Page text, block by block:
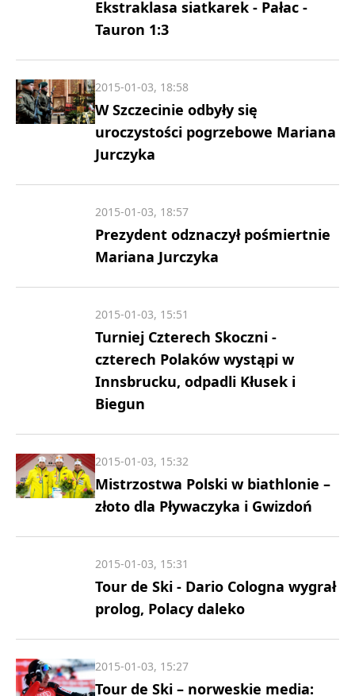
Ekstraklasa siatkarek - Pałac -
Tauron 1:3
W Szczecinie odbyły się
uroczystości pogrzebowe Mariana
Jurczyka
2015-01-03, 18:58
Prezydent odznaczył pośmiertnie
Mariana Jurczyka
2015-01-03, 18:57
Turniej Czterech Skoczni -
czterech Polaków wystąpi w
Innsbrucku, odpadli Kłusek i
Biegun
2015-01-03, 15:51
Mistrzostwa Polski w biathlonie –
złoto dla Pływaczyka i Gwizdoń
2015-01-03, 15:32
Tour de Ski - Dario Cologna wygrał
prolog, Polacy daleko
2015-01-03, 15:31
Tour de Ski – norweskie media:
2015-01-03, 15:27